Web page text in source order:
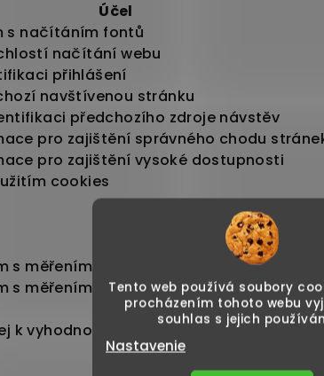
Tento web používá soubory
procházením tohoto webu
souhlas s jejich
Nastavenie
Účel
s načítáním fontů
načítání webu
přihlášení
navštívenou stránku
předchozího zdroje návstěv
pro zajištění správného chodu
pro zajištění vysoké dostupnosti
cookies
s měřením a vyhodnocováním uspěšnosti
s měřením a vyhodnocováním
k vyhodnocováním úspěsnosti a